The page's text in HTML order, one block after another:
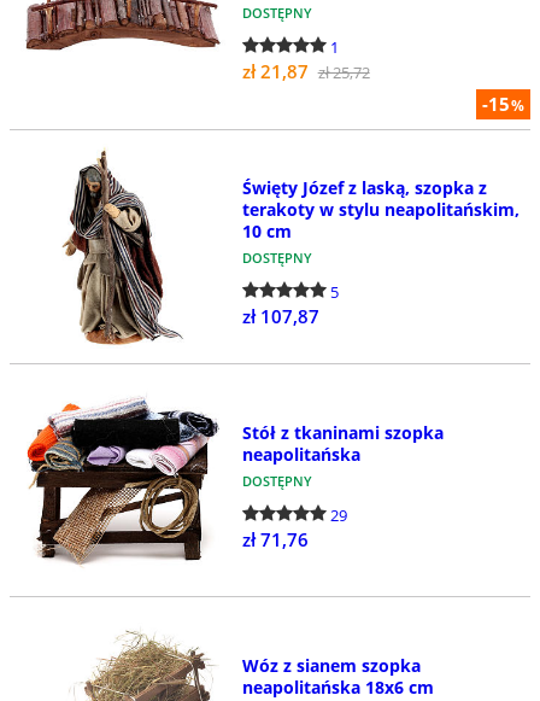
-15%
DOSTĘPNY
1
zł 21,87 zł 25,72
Święty Józef z laską, szopka z
terakoty w stylu neapolitańskim,
10 cm
DOSTĘPNY
5
zł 107,87
Stół z tkaninami szopka
neapolitańska
DOSTĘPNY
29
zł 71,76
Wóz z sianem szopka
neapolitańska 18x6 cm